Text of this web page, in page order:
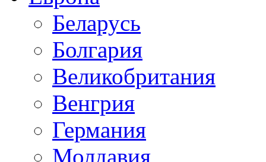
Беларусь
Болгария
Великобритания
Венгрия
Германия
Молдавия